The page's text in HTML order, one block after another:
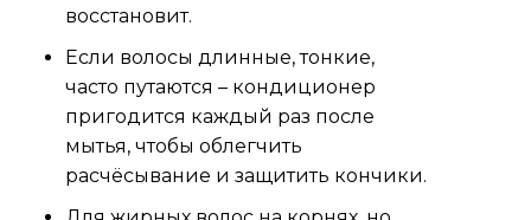
восстановит.
Если волосы длинные, тонкие,
часто путаются – кондиционер
пригодится каждый раз после
мытья, чтобы облегчить
расчёсывание и защитить кончики.